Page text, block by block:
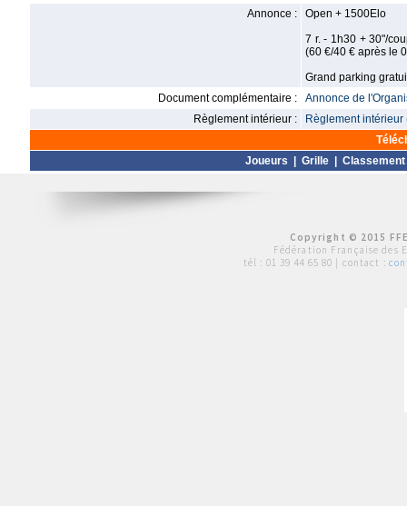
Annonce :
Open + 1500Elo
7 r. - 1h30 + 30"/
(60 €/40 € après le
Grand parking
Document complémentaire :
Annonce de
Règlement intérieur :
Règlement intérieur
Joueurs
Grille Classement
Copyright © 2015
Fédération Française des
tél : 01 39 44 65 80 | contact :